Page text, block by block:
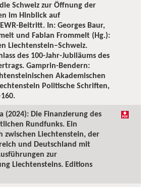
Schweiz zur Öffnung der
im Hinblick auf
Beitritt. In: Georges Baur,
und Fabian Frommelt (Hg.):
Liechtenstein–Schweiz.
des 100-Jahr-Jubiläums des
Gamprin-Bendern:
Akademischen
Politische Schriften,
(2024): Die Finanzierung des
Rundfunks. Ein
zwischen Liechtenstein, der
und Deutschland mit
zur
Liechtensteins. Editions